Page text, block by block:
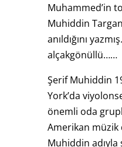
Muhammed’in
Muhiddin
anıldığını
alçakgönüllü……
Şerif Muhiddin
York’da
önemli oda
Amerikan
Muhiddin